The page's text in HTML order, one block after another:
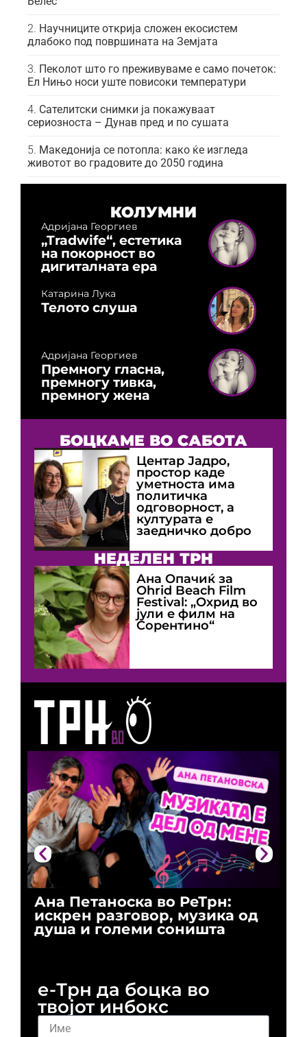
Научниците открија сложен екосистем
длабоко под површината на Земјата
Пеколот што го преживуваме е само почеток:
Ел Нињо носи уште повисоки температури
Сателитски снимки ја покажуваат
сериозноста – Дунав пред и по сушата
Македонија се потопла: како ќе изгледа
животот во градовите до 2050 година
Ана Петаноска во РеТрн:
искрен разговор, музика од
душа и големи соништа
КОЛУМНИ
Адријана Георгиев
„Tradwife“, естетика
на покорност во
дигиталната ера
Катарина Лука
Телото слуша
Адријана Георгиев
Премногу гласна,
премногу тивка,
премногу жена
БОЦКАМЕ ВО САБОТА
Центар Јадро,
простор каде
уметноста има
политичка
одговорност, а
културата е
заедничко добро
НЕДЕЛЕН ТРН
Ана Опачиќ за
Оhrid Beach Film
Festival: „Охрид во
јули е филм на
Сорентино“
е-Трн да боцка во
твојот инбокс